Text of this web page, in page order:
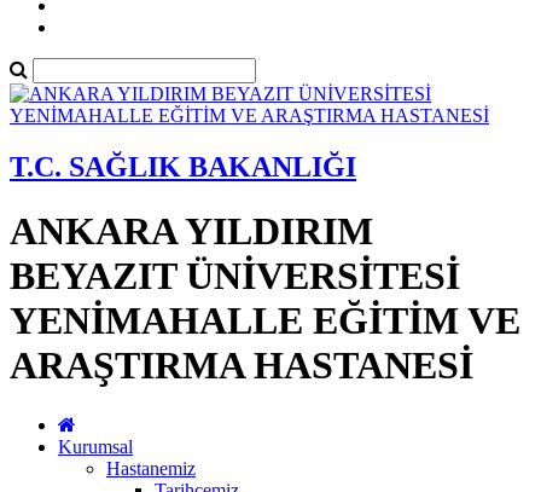
T.C. SAĞLIK BAKANLIĞI
ANKARA YILDIRIM
BEYAZIT ÜNİVERSİTESİ
YENİMAHALLE EĞİTİM VE
ARAŞTIRMA HASTANESİ
Kurumsal
Hastanemiz